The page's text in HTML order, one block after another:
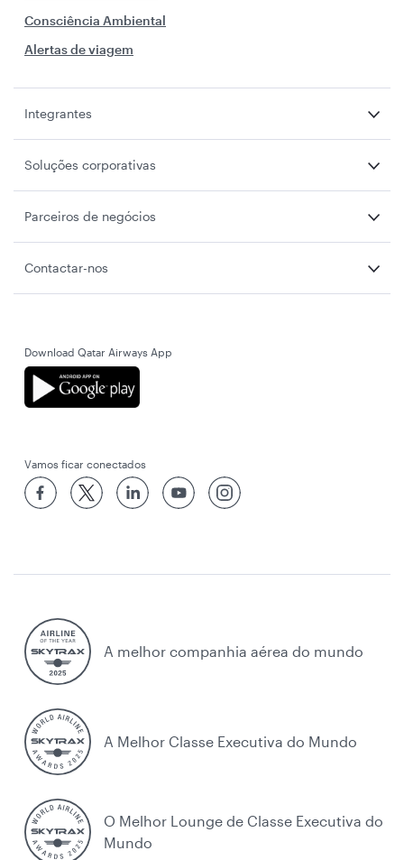
Consciência Ambiental
Alertas de viagem
Integrantes
Soluções corporativas
Parceiros de negócios
Contactar-nos
Download Qatar Airways App
Vamos ficar conectados
A melhor companhia aérea do mundo
A Melhor Classe Executiva do Mundo
O Melhor Lounge de Classe Executiva do
Mundo